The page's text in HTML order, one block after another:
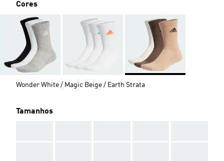
Cores
Wonder White / Magic Beige / Earth Strata
Tamanhos